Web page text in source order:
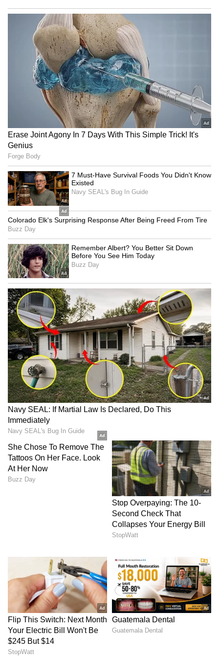
பழி மற்றும் விமர்சனங்களைத் தவிர்த்து,
ஒருவரையொருவர் நன்றாகப் புரிந்து
கொள்வதில் கவனம் செலுத்துங்கள்.
ஒன்றாகச் செலவழித்த தரமான
நேரமின்மையா அல்லது உங்கள் உறவில்
முறிவுக்கு வழிவகுத்த எதிர்பாராத
எதிர்பார்ப்பின் காரணமாக ஏற்பட்ட
வெறுப்பா? உங்கள் உறவில் ஏற்படும்
பிரச்சனைகளுக்கான மூல காரணத்தை
கண்டறிந்து, அவற்றுக்கான பயனுள்ள
தீர்வுகளை ஒன்றாகக் கண்டறிய
முயற்சிக்கவும்.
7
ஆரம்பத்தில் உங்கள் இருவரையும்
கண்டறிந்து, அந்த செயல்களை மீண்டும்
உங்கள் துணையுடன் சேர்ந்து செய்யவும்.
பகிரப்பட்ட ஆர்வங்கள் அல்லது புதிய
பொழுதுபோக்குகளை ஒன்றாக
வைத்திருப்பது நீங்கள் இருவரும் ரசிக்கும்
செயல்களில் ஈடுபட உதவும். இது உங்கள்